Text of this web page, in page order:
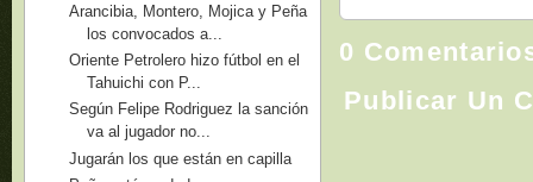
0
Publicar Un
Arancibia, Montero, Mojica y Peña
los convocados a...
Oriente Petrolero hizo fútbol en el
Tahuichi con P...
Según Felipe Rodriguez la sanción
va al jugador no...
Jugarán los que están en capilla